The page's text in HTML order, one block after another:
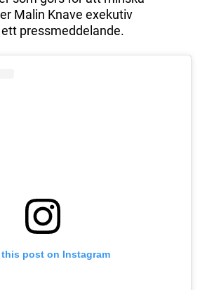
Malin Knave exekutiv
pressmeddelande.
this post on Instagram